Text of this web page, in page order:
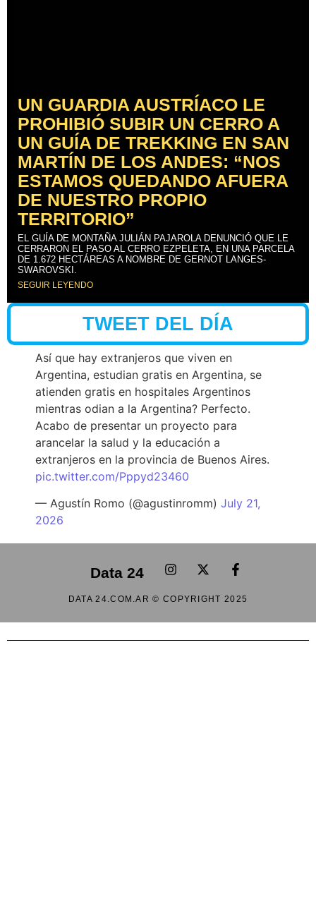
UN GUARDIA AUSTRÍACO LE
PROHIBIÓ SUBIR UN CERRO A
UN GUÍA DE TREKKING EN SAN
MARTÍN DE LOS ANDES: “NOS
ESTAMOS QUEDANDO AFUERA
DE NUESTRO PROPIO
TERRITORIO”
EL GUÍA DE MONTAÑA JULIÁN PAJAROLA DENUNCIÓ QUE LE
CERRARON EL PASO AL CERRO EZPELETA, EN UNA PARCELA
DE 1.672 HECTÁREAS A NOMBRE DE GERNOT LANGES-
SWAROVSKI.
SEGUIR LEYENDO
TWEET DEL DÍA
Así que hay extranjeros que viven en
Argentina, estudian gratis en Argentina, se
atienden gratis en hospitales Argentinos
mientras odian a la Argentina? Perfecto.
Acabo de presentar un proyecto para
arancelar la salud y la educación a
extranjeros en la provincia de Buenos Aires.
pic.twitter.com/Pppyd23460
— Agustín Romo (@agustinromm) July 21,
2026
Data 24
DATA 24.COM.AR © COPYRIGHT 2025